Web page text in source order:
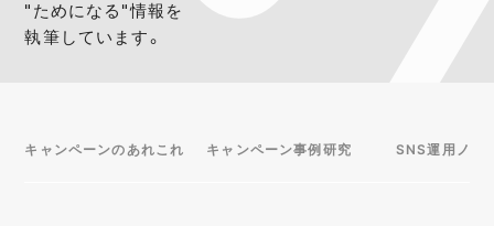
"ためになる"情報を
執筆しています。
キャンペーンのあれこれ キャンペーン事例研究 SNS運用ノウ